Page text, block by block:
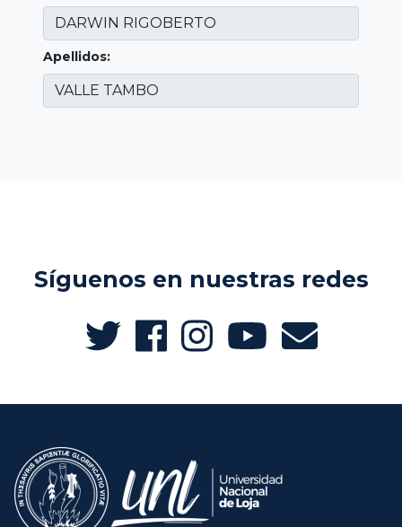
Apellidos:
Síguenos en nuestras redes